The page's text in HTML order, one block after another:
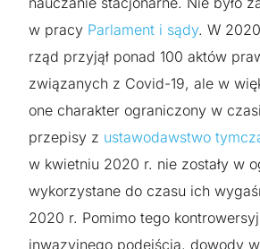
w pracy Parlament i sądy. W
rząd przyjął ponad 100 aktów
związanych z Covid-19, ale w
one charakter ograniczony w
przepisy z ustawodawstwo
w kwietniu 2020 r. nie zostały w
wykorzystane do czasu ich
2020 r. Pomimo tego
inwazyjnego podejścia, dowody